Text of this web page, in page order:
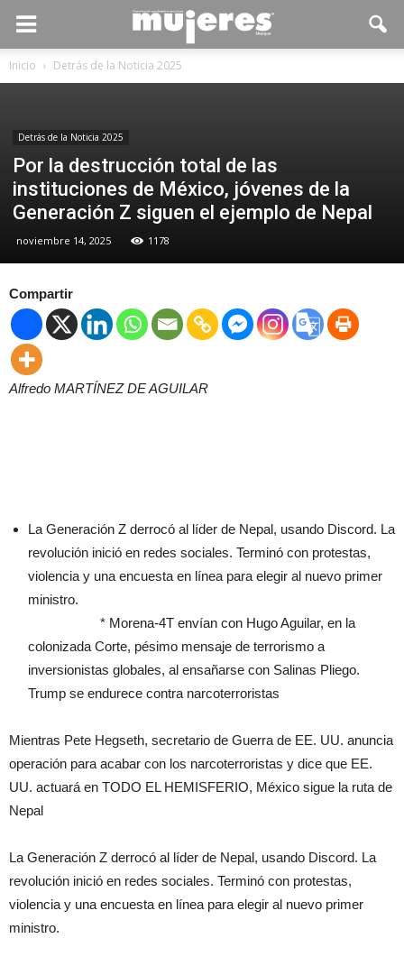
Inicio Detrás de la Noticia 2025
Detrás de la Noticia 2025
Por la destrucción total de las
instituciones de México, jóvenes de la
Generación Z siguen el ejemplo de Nepal
noviembre 14, 2025 1178
Compartir
Alfredo MARTÍNEZ DE AGUILAR
La Generación Z derrocó al líder de Nepal, usando Discord. La
revolución inició en redes sociales. Terminó con protestas,
violencia y una encuesta en línea para elegir al nuevo primer
ministro.
* Morena-4T envían con Hugo Aguilar, en la
colonizada Corte, pésimo mensaje de terrorismo a
inversionistas globales, al ensañarse con Salinas Pliego.
Trump se endurece contra narcoterroristas
Mientras Pete Hegseth, secretario de Guerra de EE. UU. anuncia
operación para acabar con los narcoterroristas y dice que EE.
UU. actuará en TODO EL HEMISFERIO, México sigue la ruta de
Nepal
La Generación Z derrocó al líder de Nepal, usando Discord. La
revolución inició en redes sociales. Terminó con protestas,
violencia y una encuesta en línea para elegir al nuevo primer
ministro.